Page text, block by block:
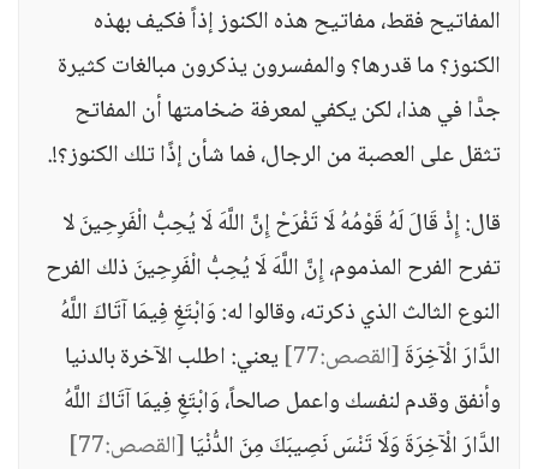
المفاتيح فقط، مفاتيح هذه الكنوز إذاً فكيف بهذه
الكنوز؟ ما قدرها؟ والمفسرون يذكرون مبالغات كثيرة
جدًّا في هذا، لكن يكفي لمعرفة ضخامتها أن المفاتح
تثقل على العصبة من الرجال، فما شأن إذًا تلك الكنوز؟!.
قال: إِذْ قَالَ لَهُ قَوْمُهُ لَا تَفْرَحْ إِنَّ اللَّهَ لَا يُحِبُّ الْفَرِحِينَ لا
تفرح الفرح المذموم، إِنَّ اللَّهَ لَا يُحِبُّ الْفَرِحِينَ ذلك الفرح
النوع الثالث الذي ذكرته، وقالوا له: وَابْتَغِ فِيمَا آتَاكَ اللَّهُ
الدَّارَ الْآخِرَةَ[القصص:77]
يعني: اطلب الآخرة بالدنيا
وأنفق وقدم لنفسك واعمل صالحاً، وَابْتَغِ فِيمَا آتَاكَ اللَّهُ
الدَّارَ الْآخِرَةَ وَلَا تَنْسَ نَصِيبَكَ مِنَ الدُّنْيَا[القصص:77]